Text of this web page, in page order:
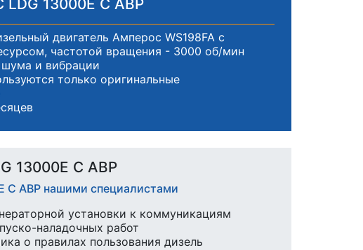
13000E С АВР
двигатель Амперос WS198FA с
частотой вращения - 3000 об/мин
и вибрации
только оригинальные
13000E С АВР
С АВР нашими специалистами
установки к коммуникациям
наладочных работ
о правилах пользования дизель